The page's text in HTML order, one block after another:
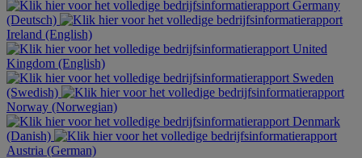
Germany
(Deutsch)
Ireland (English)
United
Kingdom (English)
Sweden
(Swedish)
Norway (Norwegian)
Denmark
(Danish)
Austria (German)